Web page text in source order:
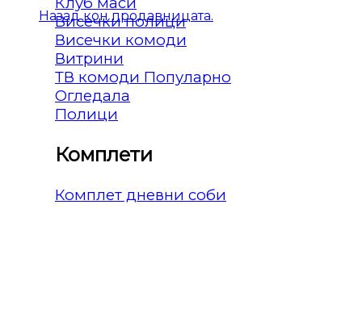
Назад кон продавницата.
Висечки полици
Висечки комоди
Витрини
ТВ комоди
Огледала
Полици
Комплети
Комплет дневни соби